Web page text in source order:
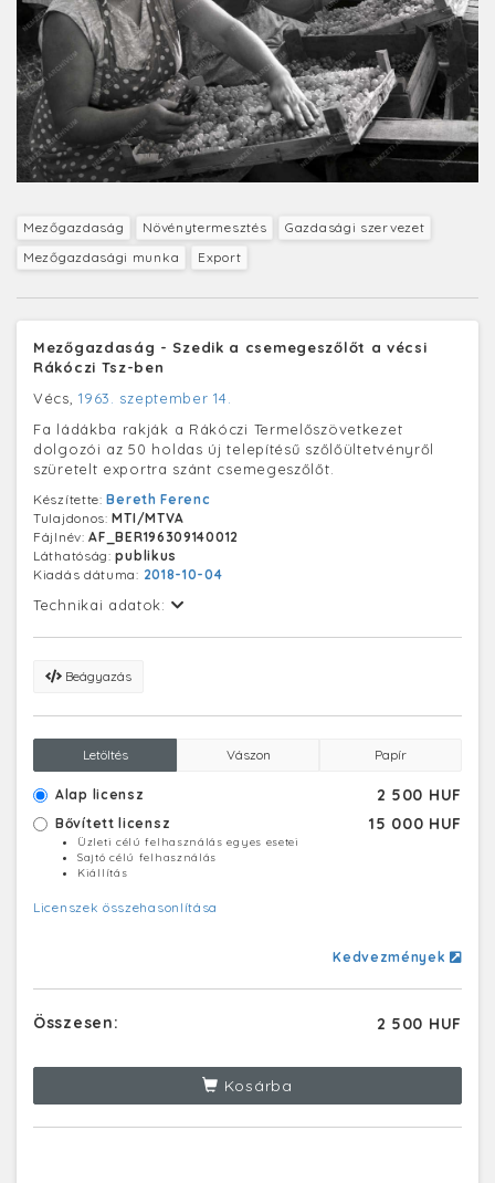
Mezőgazdaság Növénytermesztés
Gazdasági szervezet
Mezőgazdasági munka
Export
Mezőgazdaság - Szedik a csemegeszőlőt a vécsi
Rákóczi Tsz-ben
Vécs,1963. szeptember 14.
Fa ládákba rakják a Rákóczi Termelőszövetkezet
dolgozói az 50 holdas új telepítésű szőlőültetvényről
szüretelt exportra szánt csemegeszőlőt.
Készítette:Bereth Ferenc
Tulajdonos:MTI/MTVA
Fájlnév:AF_BER196309140012
Láthatóság:publikus
Kiadás dátuma: 2018-10-04
Technikai adatok:
Beágyazás
Letöltés Vászon Papír
Alap licensz 2 500 HUF
Bővített licensz 15 000 HUF
Üzleti célú felhasználás egyes esetei
Sajtó célú felhasználás
Kiállítás
Licenszek összehasonlítása
Kedvezmények
Összesen: 2 500 HUF
Kosárba